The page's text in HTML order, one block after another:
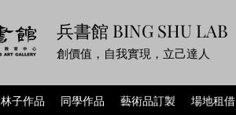
兵書館 BING SHU LAB
創價值，自我實現，立己達人
林子作品 同學作品 藝術品訂製 場地租借